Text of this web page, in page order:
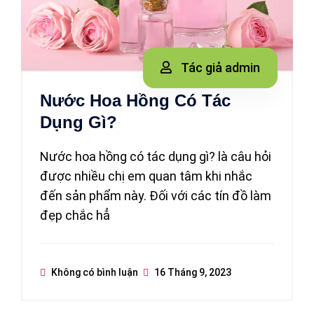
Tác giả admin
Nước Hoa Hồng Có Tác
Dụng Gì?
Nước hoa hồng có tác dụng gì? là câu hỏi
được nhiều chị em quan tâm khi nhắc
đến sản phẩm này. Đối với các tín đồ làm
đẹp chắc hẳ
Không có bình luận 16 Tháng 9, 2023